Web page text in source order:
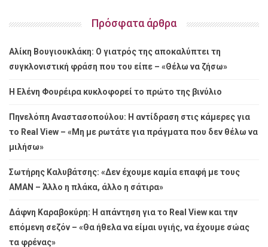
Πρόσφατα άρθρα
Αλίκη Βουγιουκλάκη: Ο γιατρός της αποκαλύπτει τη
συγκλονιστική φράση που του είπε – «Θέλω να ζήσω»
Η Ελένη Φουρέιρα κυκλοφορεί το πρώτο της βινύλιο
Πηνελόπη Αναστασοπούλου: Η αντίδραση στις κάμερες για
το Real View – «Μη με ρωτάτε για πράγματα που δεν θέλω να
μιλήσω»
Σωτήρης Καλυβάτσης: «Δεν έχουμε καμία επαφή με τους
ΑΜΑΝ – Άλλο η πλάκα, άλλο η σάτιρα»
Δάφνη Καραβοκύρη: Η απάντηση για το Real View και την
επόμενη σεζόν – «Θα ήθελα να είμαι υγιής, να έχουμε σώας
τα φρένας»